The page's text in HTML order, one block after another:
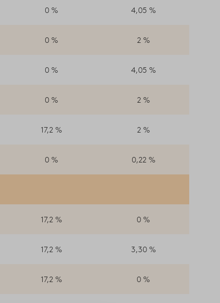
0 % 4,05 %
0 % 2 %
0 % 4,05 %
0 % 2 %
17,2 % 2 %
0 % 0,22 %
17,2 % 0 %
17,2 % 3,30 %
17,2 % 0 %